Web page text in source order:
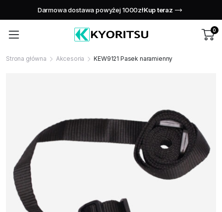
Świętuj naszą rocznicę dzięki ekskluzywnym ofertom!
0
Strona główna Akcesoria KEW9121 Pasek naramienny